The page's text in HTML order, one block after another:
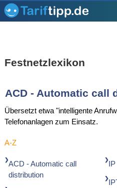
Festnetzlexikon
ACD - Automatic call
Übersetzt etwa "intelligente
Telefonanlagen zum Einsatz.
A-Z
ACD - Automatic call
distribution
IP